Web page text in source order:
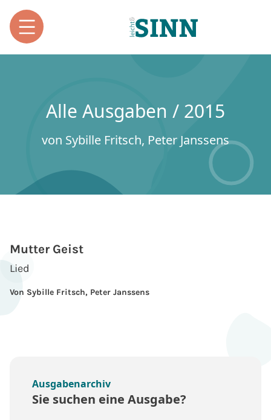
Alle Ausgaben / 2015
von Sybille Fritsch, Peter Janssens
Mutter Geist
Lied
Von Sybille Fritsch, Peter Janssens
Ausgabenarchiv
Sie suchen eine Ausgabe?